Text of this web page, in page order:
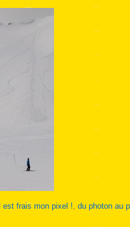
Il est frais mon pixel !, du photon au